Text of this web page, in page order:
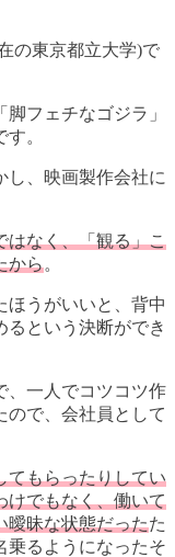
の東京都立大学)で
フェチなゴジラ」
。
し、映画製作会社に
はなく、「観る」こ
から。
ほうがいいと、背中
るという決断ができ
、一人でコツコツ作
ので、会社員として
てもらったりしてい
けでもなく、働いて
曖昧な状態だったた
乗るようになったそ